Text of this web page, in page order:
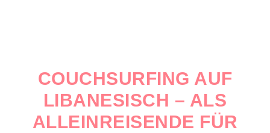
COUCHSURFING AUF
LIBANESISCH – ALS
ALLEINREISENDE FÜR